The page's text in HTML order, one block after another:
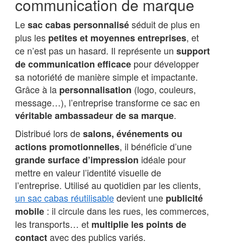
communication de marque
Lesac cabas personnaliséséduit de plus en
plus les petites et moyennes entreprises, et
ce n’est pas un hasard. Il représente un support
de communication efficace pour développer
sa notoriété de manière simple et impactante.
Grâce à la personnalisation (logo, couleurs,
message…), l’entreprise transforme ce sac en
véritable ambassadeur de sa marque.
Distribué lors desalons, événements ou
actions promotionnelles, il bénéficie d’une
grande surface d’impression idéale pour
mettre en valeur l’identité visuelle de
l’entreprise. Utilisé au quotidien par les clients,
un sac cabas réutilisabledevient une publicité
mobile : il circule dans les rues, les commerces,
les transports… et multiplie les points de
contactavec des publics variés.